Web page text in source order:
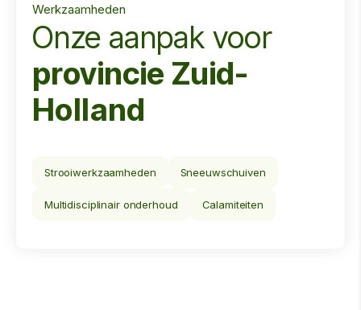
Werkzaamheden
Onze aanpak voor
provincie Zuid-
Holland
Strooiwerkzaamheden Sneeuwschuiven
Multidisciplinair onderhoud Calamiteiten